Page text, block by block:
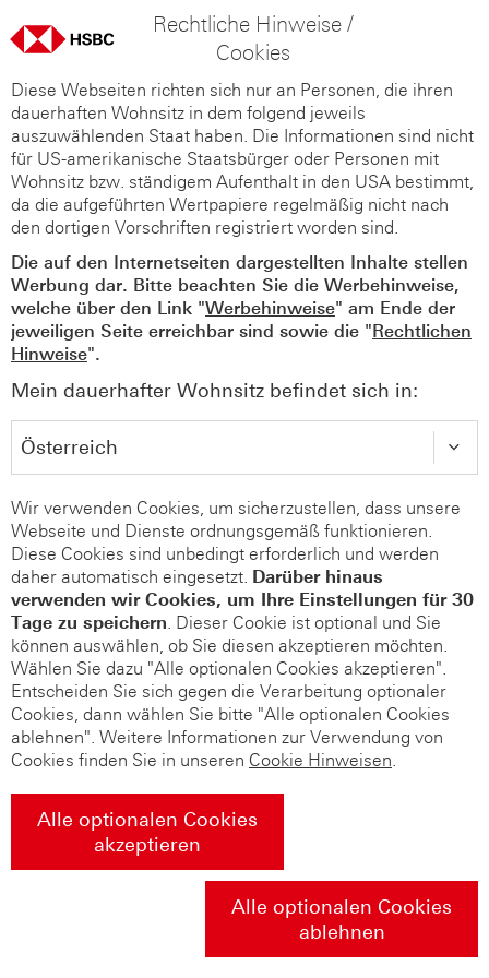
Rechtliche Hinweise /
Cookies
Diese Webseiten richten sich nur an Personen, die ihren
dauerhaften Wohnsitz in dem folgend jeweils
auszuwählenden Staat haben. Die Informationen sind nicht
für US-amerikanische Staatsbürger oder Personen mit
Wohnsitz bzw. ständigem Aufenthalt in den USA bestimmt,
da die aufgeführten Wertpapiere regelmäßig nicht nach
den dortigen Vorschriften registriert worden sind.
Die auf den Internetseiten dargestellten Inhalte stellen
Werbung dar. Bitte beachten Sie die Werbehinweise,
welche über den Link "Werbehinweise" am Ende der
jeweiligen Seite erreichbar sind sowie die "Rechtlichen
Hinweise".
Mein dauerhafter Wohnsitz befindet sich in:
Wir verwenden Cookies, um sicherzustellen, dass unsere
Webseite und Dienste ordnungsgemäß funktionieren.
Diese Cookies sind unbedingt erforderlich und werden
daher automatisch eingesetzt. Darüber hinaus
verwenden wir Cookies, um Ihre Einstellungen für 30
Tage zu speichern. Dieser Cookie ist optional und Sie
können auswählen, ob Sie diesen akzeptieren möchten.
Wählen Sie dazu "Alle optionalen Cookies akzeptieren".
Entscheiden Sie sich gegen die Verarbeitung optionaler
Cookies, dann wählen Sie bitte "Alle optionalen Cookies
ablehnen". Weitere Informationen zur Verwendung von
Cookies finden Sie in unseren Cookie Hinweisen.
Alle optionalen Cookies
akzeptieren
Alle optionalen Cookies
ablehnen